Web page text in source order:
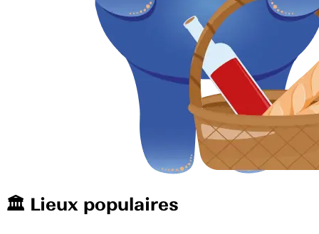
🏛️️ Lieux populaires